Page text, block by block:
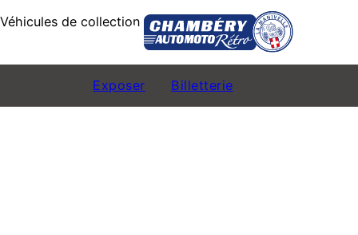
e
Exposer Billetterie
Véhicules de collection